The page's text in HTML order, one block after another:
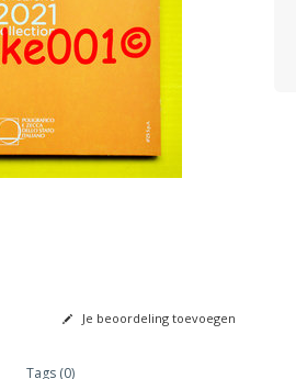
Je beoordeling toevoegen
Tags (0)